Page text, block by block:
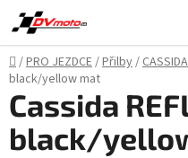
Přejít
na
obsah
Domů
/PRO JEZDCE/Přilby/CASSIDA
black/yellow mat
Cassida
black/